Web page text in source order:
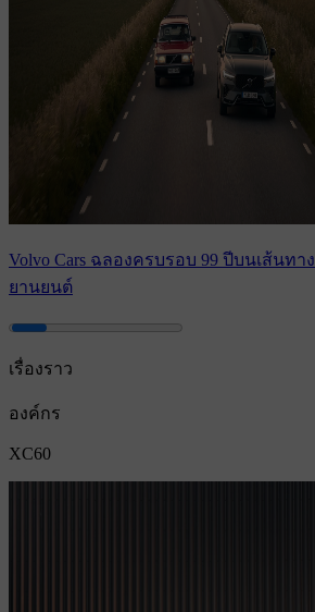
Volvo Cars ฉลองครบรอบ 99 ปีบนเส้นทาง
ยานยนต์
เรื่องราว
องค์กร
XC60